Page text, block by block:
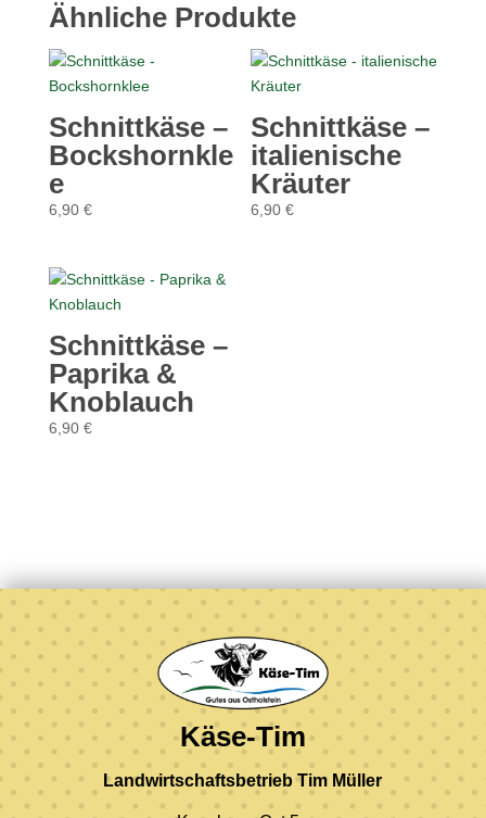
Ähnliche Produkte
Schnittkäse –
Bockshornkle
e
6,90 €
Schnittkäse –
italienische
Kräuter
6,90€
Schnittkäse –
Paprika &
Knoblauch
6,90 €
Käse-Tim
Landwirtschaftsbetrieb Tim Müller